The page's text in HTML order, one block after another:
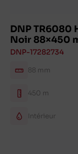
DNP TR6080
Noir 88×450
DNP-17282734
88 mm
450 m
Intérieur